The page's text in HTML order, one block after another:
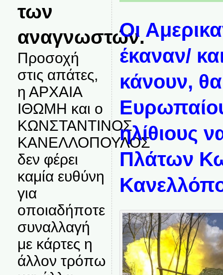
των
αναγνωστών.
Προσοχή
στις απάτες,
η ΑΡΧΑΙΑ
ΙΘΩΜΗ και ο
ΚΩΝΣΤΑΝΤΙΝΟΣ
ΚΑΝΕΛΛΟΠΟΥΛΟΣ
δεν φέρει
καμία ευθύνη
για
οποιαδήποτε
συναλλαγή
με κάρτες η
άλλον τρόπω
Οι
έκαναν/
κάνουν,
ηλίθιους
Πλάτων